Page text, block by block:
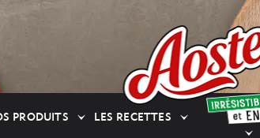
PRODUITS LES RECETTES